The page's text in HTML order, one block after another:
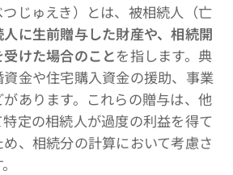
じゅえき）とは、被相続人（亡
人に生前贈与した財産や、相続開
けた場合のことを指します。典
金や住宅購入資金の援助、事業
あります。これらの贈与は、他
定の相続人が過度の利益を得て
、相続分の計算において考慮さ